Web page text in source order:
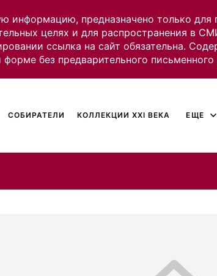
информацию, предназначено только для
целях и для распространения в
ссылка на сайт обязательна.
без предварительного
СОБИРАТЕЛИ КОЛЛЕКЦИИ XXI ВЕКА ЕЩЕ